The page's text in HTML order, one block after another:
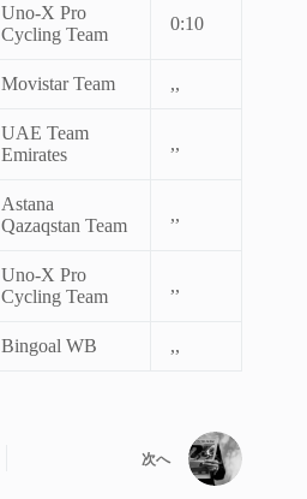
Uno-X Pro
Cycling Team
0:10
Movistar Team ,,
UAE Team
Emirates
,,
Astana
Qazaqstan Team
,,
Uno-X Pro
Cycling Team
,,
Bingoal WB ,,
次へ